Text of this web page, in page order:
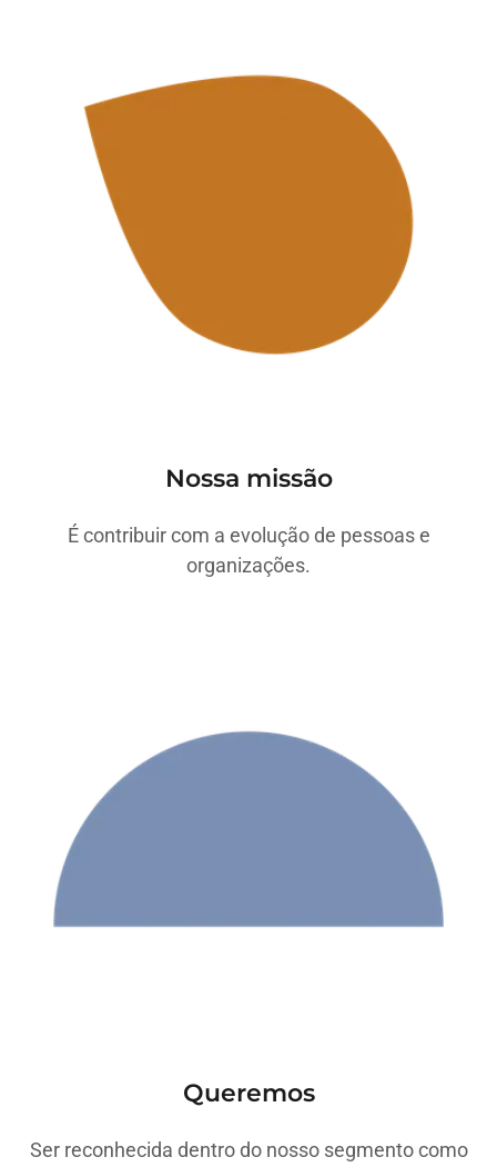
Nossa missão
É contribuir com a evolução de pessoas e
organizações.
Queremos
Ser reconhecida dentro do nosso segmento como